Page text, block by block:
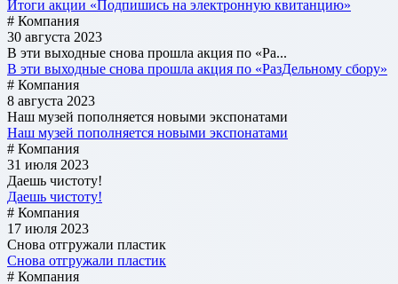
Итоги акции «Подпишись на электронную квитанцию»
# Компания
30 августа 2023
В эти выходные снова прошла акция по «Ра...
В эти выходные снова прошла акция по «РазДельному сбору»
# Компания
8 августа 2023
Наш музей пополняется новыми экспонатами
Наш музей пополняется новыми экспонатами
# Компания
31 июля 2023
Даешь чистоту!
Даешь чистоту!
# Компания
17 июля 2023
Снова отгружали пластик
Снова отгружали пластик
# Компания